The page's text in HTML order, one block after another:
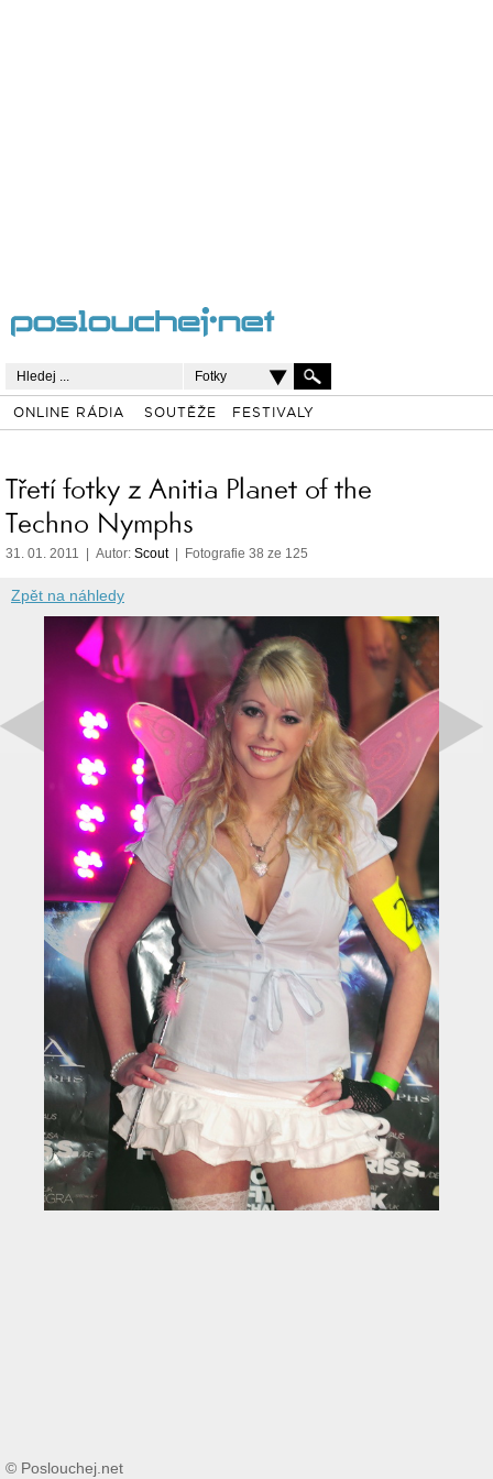
Fotky
ONLINE RÁDIA SOUTĚŽE FESTIVALY
Třetí fotky z Anitia Planet of the
Techno Nymphs
31. 01. 2011 | Autor: Scout| Fotografie 38 ze 125
Zpět na náhledy
© Poslouchej.net